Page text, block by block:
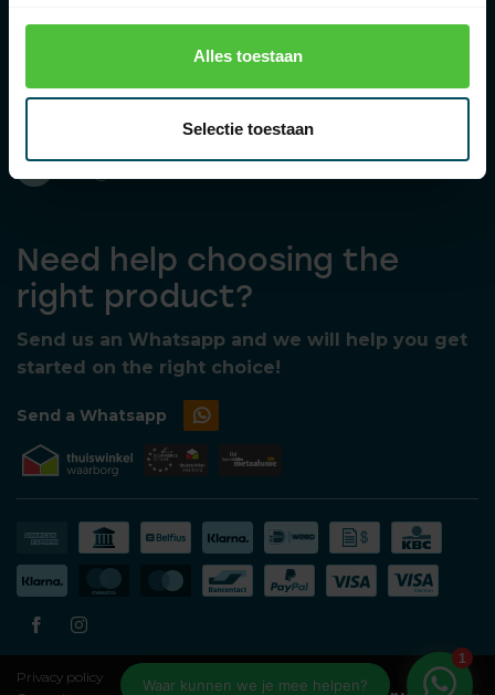
Alles toestaan
Selectie toestaan
Bolderweg 43, 8243 RD Lelystad, Nederland
Need help choosing the
right product?
Send us an Whatsapp and we will help you get
started on the right choice!
Send a Whatsapp
Privacy policy